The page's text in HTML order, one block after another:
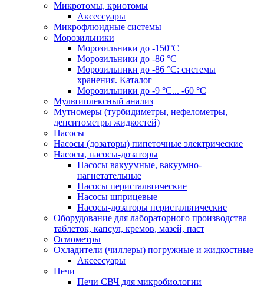
Микротомы, криотомы
Аксессуары
Микрофлюидные системы
Морозильники
Морозильники до -150°С
Морозильники до -86 °C
Морозильники до -86 °C: системы
хранения. Каталог
Морозильники до -9 °C... -60 °C
Мультиплексный анализ
Мутномеры (турбидиметры, нефелометры,
денситометры жидкостей)
Насосы
Насосы (дозаторы) пипеточные электрические
Насосы, насосы-дозаторы
Насосы вакуумные, вакуумно-
нагнетательные
Насосы перистальтические
Насосы шприцевые
Насосы-дозаторы перистальтические
Оборудование для лабораторного производства
таблеток, капсул, кремов, мазей, паст
Осмометры
Охладители (чиллеры) погружные и жидкостные
Аксессуары
Печи
Печи СВЧ для микробиологии